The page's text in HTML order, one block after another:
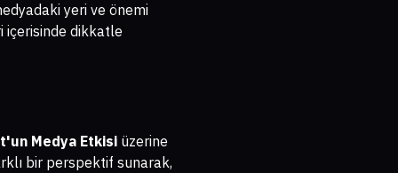
yeri ve önemi
içerisinde dikkatle
Medya Etkisi üzerine
bir perspektif sunarak,